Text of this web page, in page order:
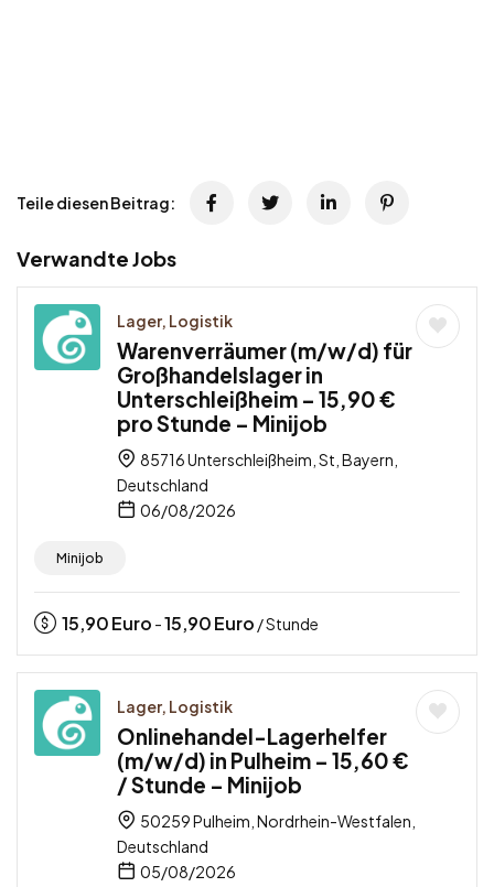
Teile diesen Beitrag:
Verwandte Jobs
Lager, Logistik
Warenverräumer (m/w/d) für
Großhandelslager in
Unterschleißheim – 15,90 €
pro Stunde – Minijob
85716 Unterschleißheim, St, Bayern,
Deutschland
06/08/2026
Minijob
15,90Euro -15,90Euro / Stunde
Lager, Logistik
Onlinehandel-Lagerhelfer
(m/w/d) in Pulheim – 15,60 €
/ Stunde – Minijob
50259 Pulheim, Nordrhein-Westfalen,
Deutschland
05/08/2026